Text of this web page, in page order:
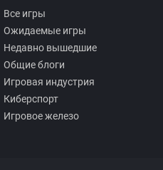
Все игры
Ожидаемые игры
Недавно вышедшие
Общие блоги
Игровая индустрия
Киберспорт
Игровое железо